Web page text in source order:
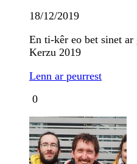
18/12/2019
En ti-kêr eo bet sinet ar
Kerzu 2019
Lenn ar peurrest
0